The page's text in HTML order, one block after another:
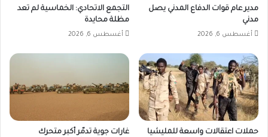
مدير عام قوات الدفاع المدني يصل
مدني
أغسطس 6, 2026
التجمع الاتحادي: الخماسية لم تعد
مظلة محايدة
أغسطس 6, 2026
حملات اعتقالات واسعة للمليشيا
غارات جوية تدمّر أكبر متحرك